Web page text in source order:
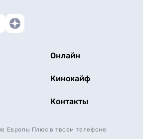
Онлайн
Кинокайф
Контакты
Европы Плюс в твоем телефоне.